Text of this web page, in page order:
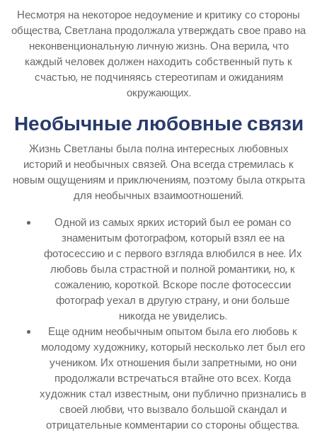
Несмотря на некоторое недоумение и критику со стороны
общества, Светлана продолжала утверждать свое право на
неконвенциональную личную жизнь. Она верила, что
каждый человек должен находить собственный путь к
счастью, не подчиняясь стереотипам и ожиданиям
окружающих.
Необычные любовные связи
Жизнь Светланы была полна интересных любовных
историй и необычных связей. Она всегда стремилась к
новым ощущениям и приключениям, поэтому была открыта
для необычных взаимоотношений.
Одной из самых ярких историй был ее роман со
знаменитым фотографом, который взял ее на
фотосессию и с первого взгляда влюбился в нее. Их
любовь была страстной и полной романтики, но, к
сожалению, короткой. Вскоре после фотосессии
фотограф уехал в другую страну, и они больше
никогда не увиделись.
Еще одним необычным опытом была его любовь к
молодому художнику, который несколько лет был его
учеником. Их отношения были запретными, но они
продолжали встречаться втайне ото всех. Когда
художник стал известным, они публично признались в
своей любви, что вызвало большой скандал и
отрицательные комментарии со стороны общества.